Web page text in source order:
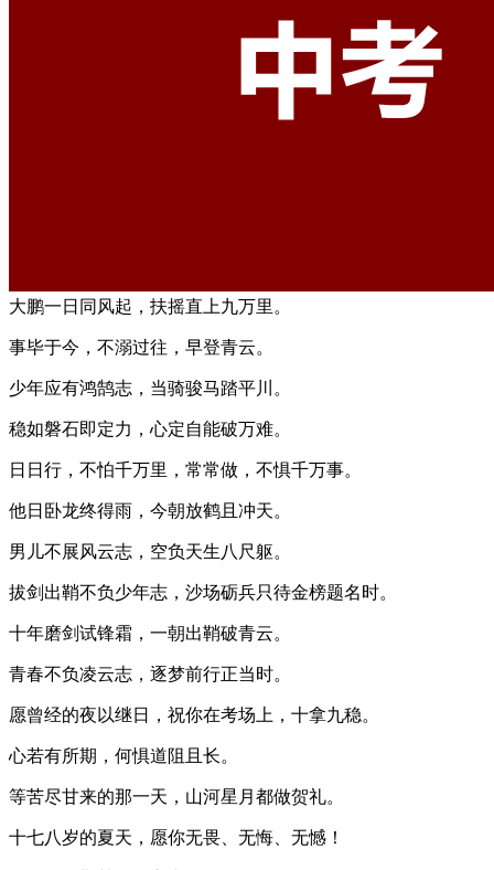
大鹏一日同风起，扶摇直上九万里。
事毕于今，不溺过往，早登青云。
少年应有鸿鹄志，当骑骏马踏平川。
稳如磐石即定力，心定自能破万难。
日日行，不怕千万里，常常做，不惧千万事。
他日卧龙终得雨，今朝放鹤且冲天。
男儿不展风云志，空负天生八尺躯。
拔剑出鞘不负少年志，沙场砺兵只待金榜题名时。
十年磨剑试锋霜，一朝出鞘破青云。
青春不负凌云志，逐梦前行正当时。
愿曾经的夜以继日，祝你在考场上，十拿九稳。
心若有所期，何惧道阻且长。
等苦尽甘来的那一天，山河星月都做贺礼。
十七八岁的夏天，愿你无畏、无悔、无憾！